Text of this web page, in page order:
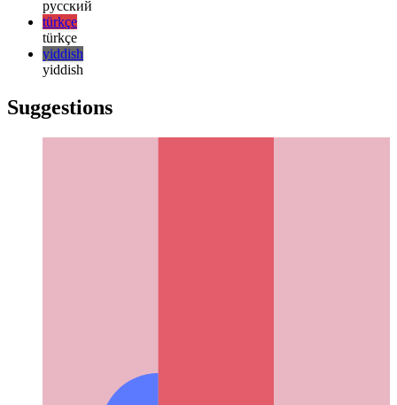
한국어
русский
русский
türkçe
türkçe
yiddish
yiddish